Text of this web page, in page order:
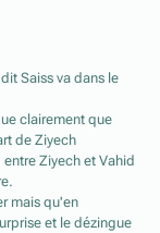
Saiss va dans le
clairement que
de Ziyech
Ziyech et Vahid
mais qu'en
et le dézingue